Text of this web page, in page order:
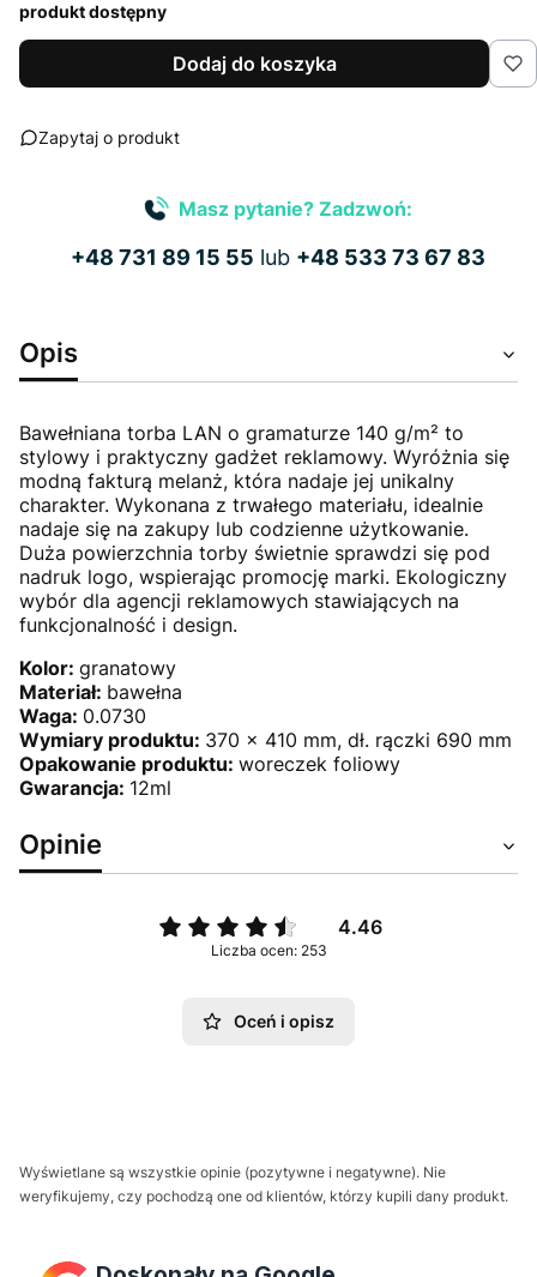
produkt dostępny
Dodaj do koszyka
Zapytaj o produkt
Masz pytanie? Zadzwoń:
+48 731 89 15 55 lub +48 533 73 67 83
Opis
Bawełniana torba LAN o gramaturze 140 g/m² to
stylowy i praktyczny gadżet reklamowy. Wyróżnia się
modną fakturą melanż, która nadaje jej unikalny
charakter. Wykonana z trwałego materiału, idealnie
nadaje się na zakupy lub codzienne użytkowanie.
Duża powierzchnia torby świetnie sprawdzi się pod
nadruk logo, wspierając promocję marki. Ekologiczny
wybór dla agencji reklamowych stawiających na
funkcjonalność i design.
Kolor: granatowy
Materiał: bawełna
Waga: 0.0730
Wymiary produktu: 370 x 410 mm, dł. rączki 690 mm
Opakowanie produktu: woreczek foliowy
Gwarancja: 12ml
Opinie
4.46
Liczba ocen: 253
Oceń i opisz
Wyświetlane są wszystkie opinie (pozytywne i negatywne). Nie
weryfikujemy, czy pochodzą one od klientów, którzy kupili dany produkt.